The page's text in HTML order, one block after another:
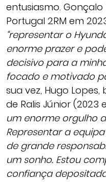
entusiasmo.
Portugal 2RM em
“representar o
enorme prazer e
decisivo para a
focado e motivado
sua vez, Hugo
de Ralis Júnior (2023
um enorme orgulho
Representar a
de grande
um sonho. Estou
confiança